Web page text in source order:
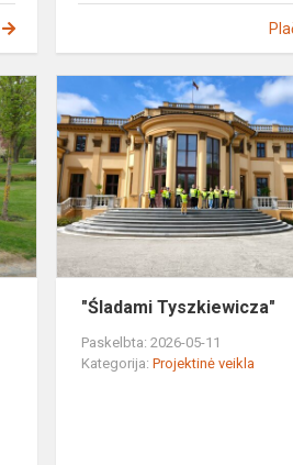
"Śladami
Tyszkiewicza":
klasy
2
"Śladami Tyszkiewicza"
Paskelbta: 2026-05-11
Kategorija:Projektinė veikla